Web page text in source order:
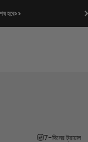
সময়সীমা
7-দিনের ট্রায়াল